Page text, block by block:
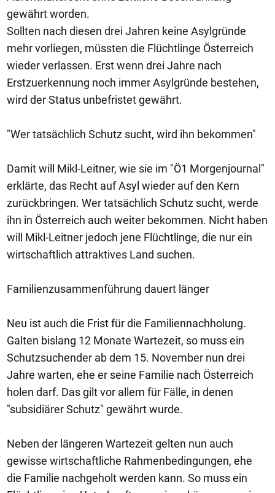
gewährt worden.
Sollten nach diesen drei Jahren keine Asylgründe
mehr vorliegen, müssten die Flüchtlinge Österreich
wieder verlassen. Erst wenn drei Jahre nach
Erstzuerkennung noch immer Asylgründe bestehen,
wird der Status unbefristet gewährt.
"Wer tatsächlich Schutz sucht, wird ihn bekommen"
Damit will Mikl-Leitner, wie sie im "Ö1 Morgenjournal"
erklärte, das Recht auf Asyl wieder auf den Kern
zurückbringen. Wer tatsächlich Schutz sucht, werde
ihn in Österreich auch weiter bekommen. Nicht haben
will Mikl-Leitner jedoch jene Flüchtlinge, die nur ein
wirtschaftlich attraktives Land suchen.
Familienzusammenführung dauert länger
Neu ist auch die Frist für die Familiennachholung.
Galten bislang 12 Monate Wartezeit, so muss ein
Schutzsuchender ab dem 15. November nun drei
Jahre warten, ehe er seine Familie nach Österreich
holen darf. Das gilt vor allem für Fälle, in denen
"subsidiärer Schutz" gewährt wurde.
Neben der längeren Wartezeit gelten nun auch
gewisse wirtschaftliche Rahmenbedingungen, ehe
die Familie nachgeholt werden kann. So muss ein